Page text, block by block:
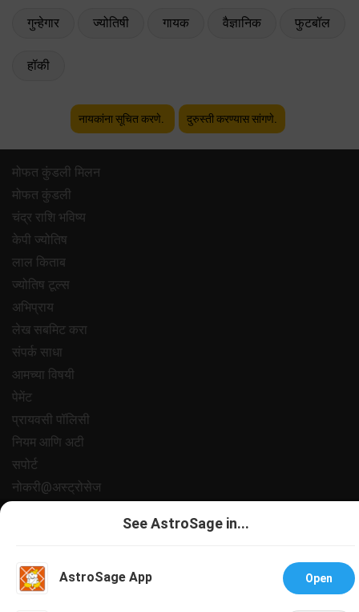
गुन्हेगार ज्योतिषी गायक वैज्ञानिक फुटबॉल
हॉकी
नायकांना सूचित करणे. दुरुस्ती करण्यास सांगणे.
मोफत कुंडली मिलन
मोफत कुंडली
चंद्र राशि भविष्य
केपी ज्योतिष
लाल किताब
ज्योतिष टूल्स
अभिप्राय
लेख सबमिट करा
संपर्क साधा
आमच्या विषयी
पेमेंट
प्रायवसी पॉलिसी
नियम आणि अटी
सपोर्ट
नोकरी@अस्ट्रोसेज
All copyrights reserved 2025AstroSage.com
See AstroSage in...
AstroSage App Open